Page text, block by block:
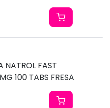
NATROL FAST
100 TABS FRESA